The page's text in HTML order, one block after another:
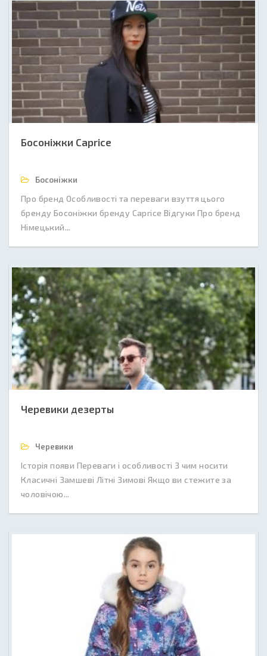
Босоніжки Caprice
Босоніжки
Про бренд Особливості та переваги взуття цього
бренду Босоніжки бренду Caprice Відгуки Про бренд
Німецький...
Черевики дезерты
Черевики
Історія появи Переваги і особливості З чим носити
Класичні Замшеві Літні Зимові Якщо ви стежите за
чоловічою...